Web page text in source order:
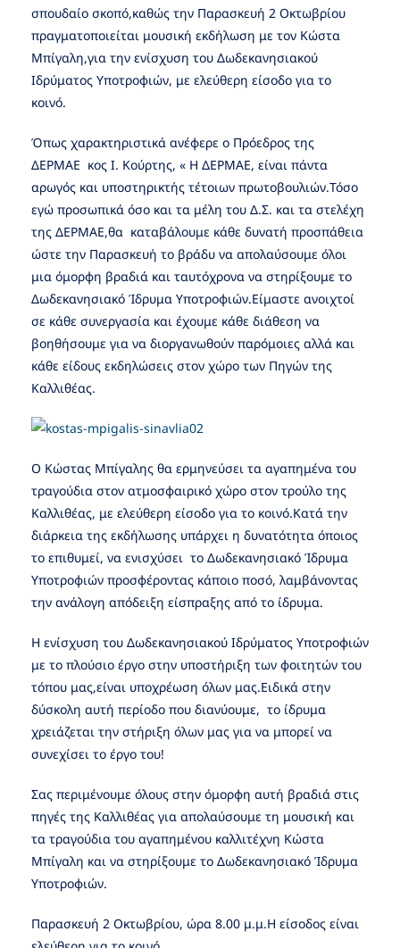
σπουδαίο σκοπό,καθώς την Παρασκευή 2 Οκτωβρίου
πραγματοποιείται μουσική εκδήλωση με τον Κώστα
Μπίγαλη,για την ενίσχυση του Δωδεκανησιακού
Ιδρύματος Υποτροφιών, με ελεύθερη είσοδο για το
κοινό.
Όπως χαρακτηριστικά ανέφερε ο Πρόεδρος της
ΔΕΡΜΑΕ κος Ι. Κούρτης, « Η ΔΕΡΜΑΕ, είναι πάντα
αρωγός και υποστηρικτής τέτοιων πρωτοβουλιών.Τόσο
εγώ προσωπικά όσο και τα μέλη του Δ.Σ. και τα στελέχη
της ΔΕΡΜΑΕ,θα καταβάλουμε κάθε δυνατή προσπάθεια
ώστε την Παρασκευή το βράδυ να απολαύσουμε όλοι
μια όμορφη βραδιά και ταυτόχρονα να στηρίξουμε το
Δωδεκανησιακό Ίδρυμα Υποτροφιών.Είμαστε ανοιχτοί
σε κάθε συνεργασία και έχουμε κάθε διάθεση να
βοηθήσουμε για να διοργανωθούν παρόμοιες αλλά και
κάθε είδους εκδηλώσεις στον χώρο των Πηγών της
Καλλιθέας.
Ο Κώστας Μπίγαλης θα ερμηνεύσει τα αγαπημένα του
τραγούδια στον ατμοσφαιρικό χώρο στον τρούλο της
Καλλιθέας, με ελεύθερη είσοδο για το κοινό.Κατά την
διάρκεια της εκδήλωσης υπάρχει η δυνατότητα όποιος
το επιθυμεί, να ενισχύσει το Δωδεκανησιακό Ίδρυμα
Υποτροφιών προσφέροντας κάποιο ποσό, λαμβάνοντας
την ανάλογη απόδειξη είσπραξης από το ίδρυμα.
Η ενίσχυση του Δωδεκανησιακού Ιδρύματος Υποτροφιών
με το πλούσιο έργο στην υποστήριξη των φοιτητών του
τόπου μας,είναι υποχρέωση όλων μας.Ειδικά στην
δύσκολη αυτή περίοδο που διανύουμε, το ίδρυμα
χρειάζεται την στήριξη όλων μας για να μπορεί να
συνεχίσει το έργο του!
Σας περιμένουμε όλους στην όμορφη αυτή βραδιά στις
πηγές της Καλλιθέας για απολαύσουμε τη μουσική και
τα τραγούδια του αγαπημένου καλλιτέχνη Κώστα
Μπίγαλη και να στηρίξουμε το Δωδεκανησιακό Ίδρυμα
Υποτροφιών.
Παρασκευή 2 Οκτωβρίου, ώρα 8.00 μ.μ.Η είσοδος είναι